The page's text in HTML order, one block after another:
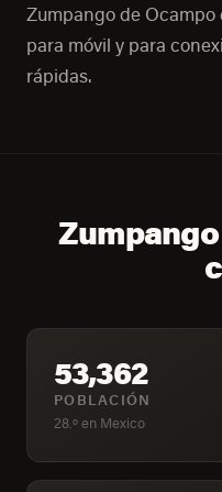
Zumpango de
para móvil y para
rápidas.
53,362
POBLACIÓN
28.º en Mexico